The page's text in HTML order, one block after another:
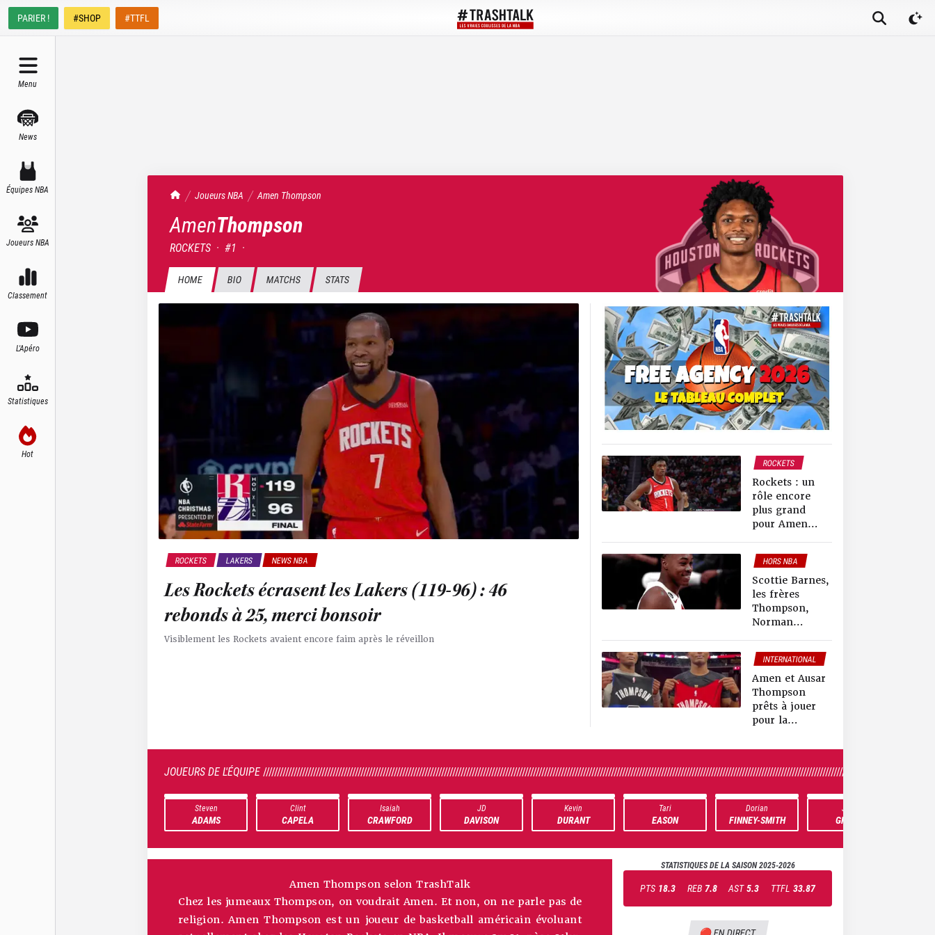
PARIER ! #SHOP #TTFL
Menu
News
Équipes NBA
Joueurs NBA
Classement
L'Apéro
Statistiques
Hot
TrashTalk Actu NBA
Joueurs NBA Amen Thompson
AmenThompson
ROCKETS · #1 ·
HOME BIO MATCHS STATS
ROCKETS LAKERS NEWS NBA
Les Rockets écrasent les Lakers (119-96) : 46
rebonds à 25, merci bonsoir
Visiblement les Rockets avaient encore faim après le réveillon
ROCKETS
NEWS NBA
Rockets : un
rôle encore
plus grand
pour Amen
après la
blessure de
VanVleet ?
HORS NBA
INTERNATIONAL
Scottie Barnes,
les frères
Thompson,
Norman
bientôt une
superteam pour
la Jamaïque ?
INTERNATIONAL
Amen et Ausar
Thompson
prêts à jouer
pour la
JOUEURS DE L'ÉQUIPE
Steven
ADAMS
Clint
CAPELA
Isaiah
CRAWFORD
JD
DAVISON
Kevin
DURANT
Tari
EASON
Dorian
FINNEY-SMITH
Jeff
GREEN
Amen Thompson selon TrashTalk
Chez les jumeaux Thompson, on voudrait Amen. Et non, on ne parle pas de
religion. Amen Thompson est un joueur de basketball américain évoluant
STATISTIQUES DE LA SAISON2025-2026
PTS 18.3 REB 7.8 AST 5.3 TTFL 33.87